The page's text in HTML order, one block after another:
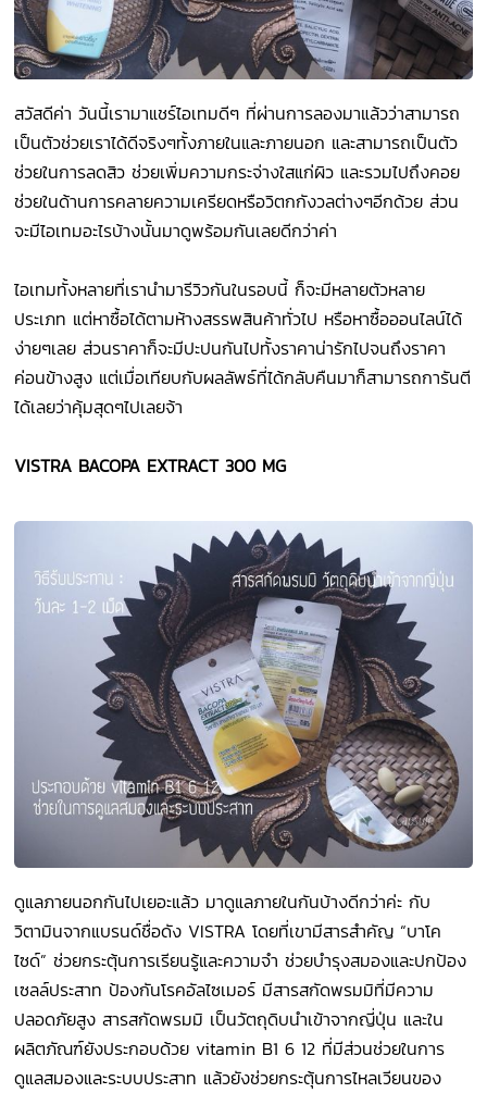
สวัสดีค่า วันนี้เรามาแชร์ไอเทมดีๆ ที่ผ่านการลองมาแล้วว่าสามารถ
เป็นตัวช่วยเราได้ดีจริงๆทั้งภายในและภายนอก และสามารถเป็นตัว
ช่วยในการลดสิว ช่วยเพิ่มความกระจ่างใสแก่ผิว และรวมไปถึงคอย
ช่วยในด้านการคลายความเครียดหรือวิตกกังวลต่างๆอีกด้วย ส่วน
จะมีไอเทมอะไรบ้างนั้นมาดูพร้อมกันเลยดีกว่าค่า
ไอเทมทั้งหลายที่เรานำมารีวิวกันในรอบนี้ ก็จะมีหลายตัวหลาย
ประเภท แต่หาซื้อได้ตามห้างสรรพสินค้าทั่วไป หรือหาซื้อออนไลน์ได้
ง่ายๆเลย ส่วนราคาก็จะมีปะปนกันไปทั้งราคาน่ารักไปจนถึงราคา
ค่อนข้างสูง แต่เมื่อเทียบกับผลลัพธ์ที่ได้กลับคืนมาก็สามารถการันตี
ได้เลยว่าคุ้มสุดๆไปเลยจ้า
VISTRA BACOPA EXTRACT 300 MG
ดูแลภายนอกกันไปเยอะแล้ว มาดูแลภายในกันบ้างดีกว่าค่ะ กับ
วิตามินจากแบรนด์ชื่อดัง VISTRA โดยที่เขามีสารสำคัญ “บาโค
ไซด์” ช่วยกระตุ้นการเรียนรู้และความจำ ช่วยบำรุงสมองและปกป้อง
เซลล์ประสาท ป้องกันโรคอัลไซเมอร์ มีสารสกัดพรมมิที่มีความ
ปลอดภัยสูง สารสกัดพรมมิ เป็นวัตถุดิบนำเข้าจากญี่ปุ่น และใน
ผลิตภัณฑ์ยังประกอบด้วย vitamin B1 6 12 ที่มีส่วนช่วยในการ
ดูแลสมองและระบบประสาท แล้วยังช่วยกระตุ้นการไหลเวียนของ